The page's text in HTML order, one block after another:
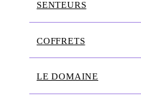
SENTEURS
COFFRETS
LE DOMAINE